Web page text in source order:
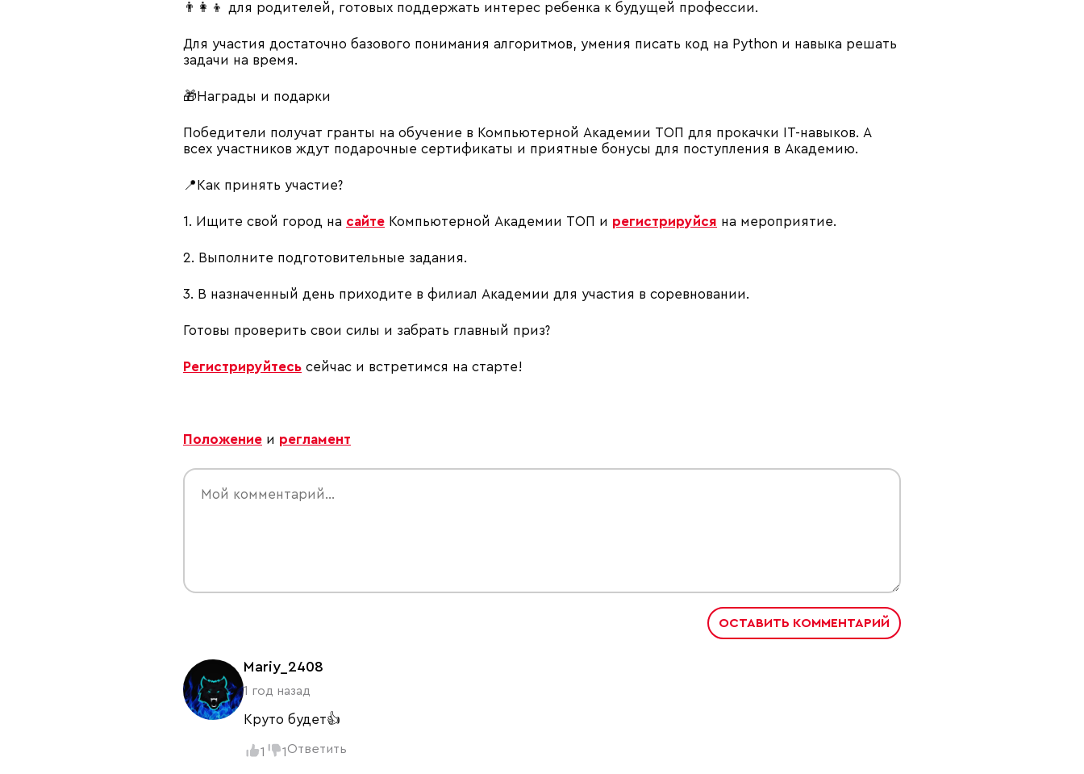
👨‍👩‍👦 для родителей, готовых поддержать интерес ребенка к будущей профессии.
Для участия достаточно базового понимания алгоритмов, умения писать код на Python и навыка решать
задачи на время.
🎁Награды и подарки
Победители получат гранты на обучение в Компьютерной Академии ТОП для прокачки IT-навыков. А
всех участников ждут подарочные сертификаты и приятные бонусы для поступления в Академию.
📍Как принять участие?
1. Ищите свой город на сайте Компьютерной Академии ТОП и регистрируйся на мероприятие.
2. Выполните подготовительные задания.
3. В назначенный день приходите в филиал Академии для участия в соревновании.
Готовы проверить свои силы и забрать главный приз?
Регистрируйтесь сейчас и встретимся на старте!
Положение и регламент
ОСТАВИТЬ КОММЕНТАРИЙ
Mariy_2408
1 год назад
Круто будет👍
1 1 Ответить